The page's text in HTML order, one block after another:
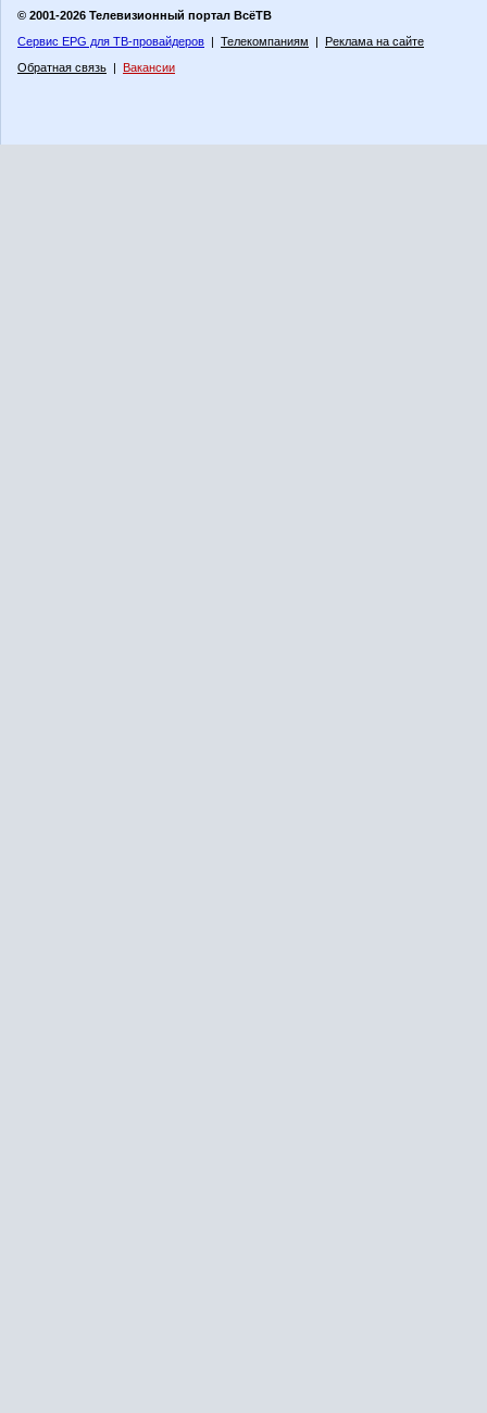
© 2001-2026 Телевизионный портал ВсёТВ
Сервис EPG для ТВ-провайдеров | Телекомпаниям | Реклама на сайте
Обратная связь | Вакансии